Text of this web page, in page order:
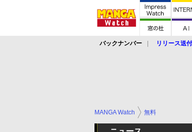
バックナンバー リリース送
MANGA Watch 無料